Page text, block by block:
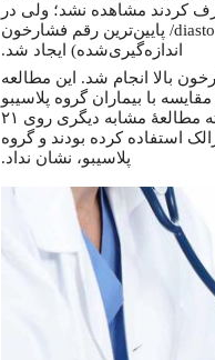
عصاره زالزالک مصرف کردند مشاهده نشد؛ ولی در
این بیماران، گرایشی به‌سمت کاهش فشارخون دیاستولیک (diastolic/ پایین‌ترین رقم فشارخون
اندازه‌گیری‌شده) ایجاد شد.
دیگری روی ۷۹ بیمار مبتلا به دیابت نوع ۲ و فشارخون بالا انجام شد. این مطالعه
کردند، در مقایسه با بیماران گروه پلاسیبو
(گروهی که دارونما مصرف کردند) بهبود بیشتری در فشارخون خود داشتند. البته مطالعهٔ مشابه دیگری روی ۲۱
استفاده کرده بودند و گروه
پلاسیبو، نشان نداد.